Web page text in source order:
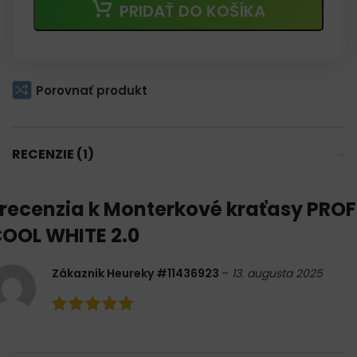
PRIDAŤ DO KOŠÍKA
Porovnať produkt
RECENZIE (1)
recenzia kMonterkové kraťasy
WHITE 2.0
Zákazník Heureky #11436923 – 13. augusta 2025